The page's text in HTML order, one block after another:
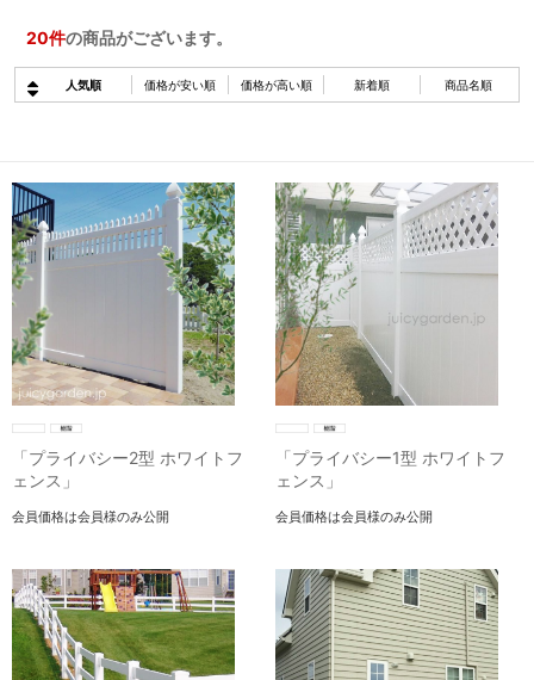
20件の商品がございます。
人気順 価格が安い順 価格が高い順 新着順 商品名順
「プライバシー2型 ホワイトフ
ェンス」
会員価格は会員様のみ公開
「プライバシー1型 ホワイトフ
ェンス」
会員価格は会員様のみ公開